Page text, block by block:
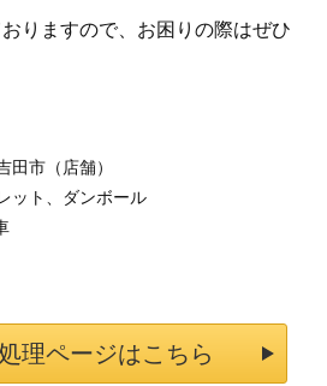
りますので、お困りの際はぜひ
田市（店舗）
ット、ダンボール
理ページはこちら